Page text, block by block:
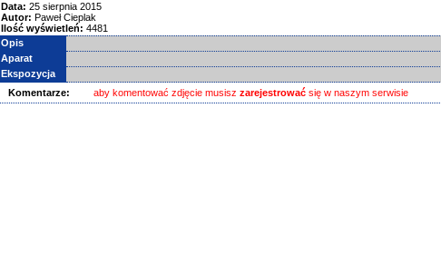
Data: 25 sierpnia 2015
Autor: Paweł Cieplak
Ilość wyświetleń: 4481
Opis
Aparat
Ekspozycja
Komentarze:
aby komentować zdjęcie musisz zarejestrowaćsię w naszym serwisie